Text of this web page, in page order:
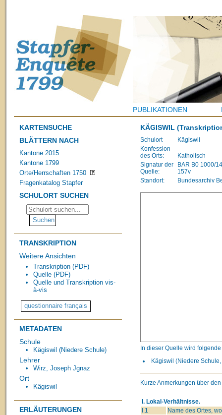
PUBLIKATIONEN
KARTENSUCHE
BLÄTTERN NACH
Kantone 2015
Kantone 1799
Orte/Herrschaften 1750
Fragenkatalog Stapfer
SCHULORT SUCHEN
TRANSKRIPTION
Weitere Ansichten
Transkription (PDF)
Quelle (PDF)
Quelle und Transkription vis-
à-vis
METADATEN
Schule
Kägiswil (Niedere Schule)
Lehrer
Wirz, Joseph Jgnaz
Ort
Kägiswil
ERLÄUTERUNGEN
KÄGISWIL
Schulort
Kägiswil
Konfession
des Orts:
Katholisch
Signatur der
Quelle:
BAR B0 1000/
157v
Standort:
Bundesarchiv
In dieser Quelle wird
Kägiswil (Niedere
Kurze Anmerkungen über
I. Lokal-Verhältnisse.
I.1
Name des Ortes,